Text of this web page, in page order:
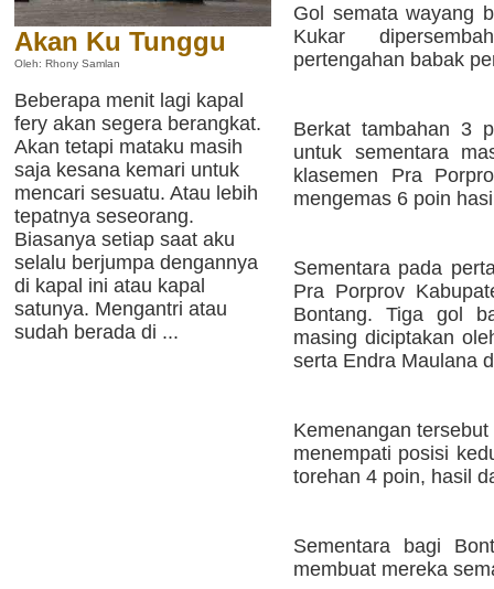
Akan Ku Tunggu
Oleh: Rhony Samlan
Beberapa menit lagi kapal
fery akan segera berangkat.
Akan tetapi mataku masih
saja kesana kemari untuk
mencari sesuatu. Atau lebih
tepatnya seseorang.
Biasanya setiap saat aku
selalu berjumpa dengannya
di kapal ini atau kapal
satunya. Mengantri atau
sudah berada di ...
Gol semata wayang
Kukar
pertengahan babak
Berkat tambahan 3
untuk sementara
klasemen Pra
mengemas 6 poin
Sementara pada
Pra Porprov
Bontang. Tiga gol
masing diciptakan
serta Endra Maulana
Kemenangan
menempati posisi
torehan 4 poin, hasil
Sementara bagi
membuat mereka